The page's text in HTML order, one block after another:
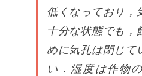
低くなっており，
十分な状態でも，
めに気孔は閉じて
い．湿度は作物